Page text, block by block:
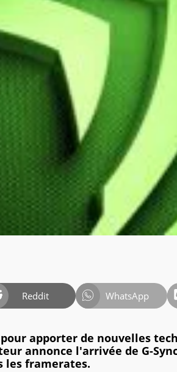
Reddit WhatsApp
apporter de nouvelles
annonce l'arrivée de G-
les framerates.